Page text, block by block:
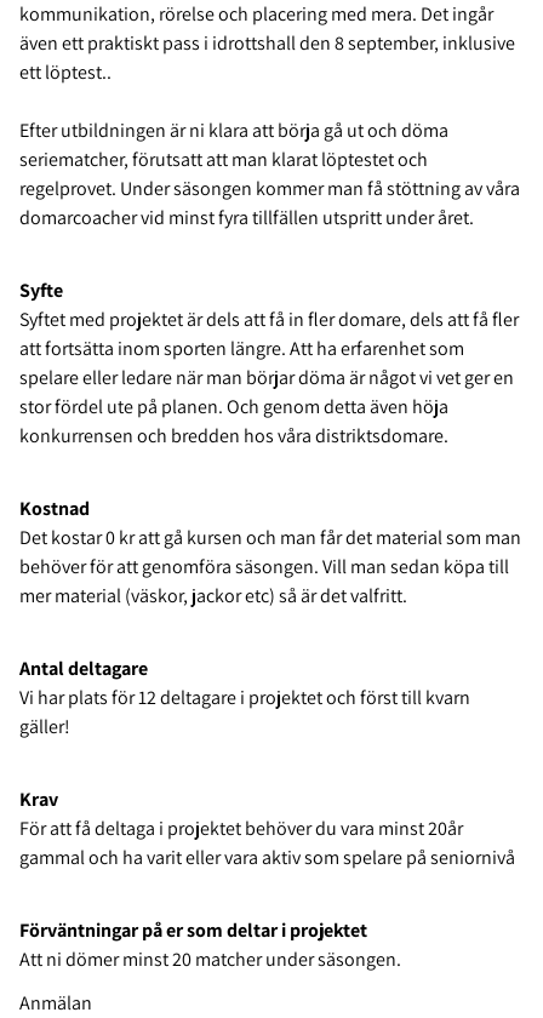
kommunikation, rörelse och placering med mera. Det ingår
även ett praktiskt pass i idrottshall den 8 september, inklusive
ett löptest..
Efter utbildningen är ni klara att börja gå ut och döma
seriematcher, förutsatt att man klarat löptestet och
regelprovet. Under säsongen kommer man få stöttning av våra
domarcoacher vid minst fyra tillfällen utspritt under året.
Syfte
Syftet med projektet är dels att få in fler domare, dels att få fler
att fortsätta inom sporten längre. Att ha erfarenhet som
spelare eller ledare när man börjar döma är något vi vet ger en
stor fördel ute på planen. Och genom detta även höja
konkurrensen och bredden hos våra distriktsdomare.
Kostnad
Det kostar 0 kr att gå kursen och man får det material som man
behöver för att genomföra säsongen. Vill man sedan köpa till
mer material (väskor, jackor etc) så är det valfritt.
Antal deltagare
Vi har plats för 12 deltagare i projektet och först till kvarn
gäller!
Krav
För att få deltaga i projektet behöver du vara minst 20år
gammal och ha varit eller vara aktiv som spelare på seniornivå
Förväntningar på er som deltar i projektet
Att ni dömer minst 20 matcher under säsongen.
Anmälan